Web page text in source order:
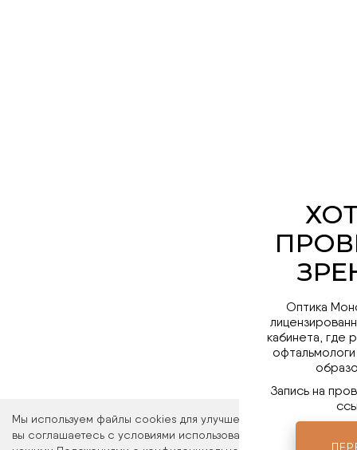
Мы используем файлы cookies для улучшения работы сайта.
вы соглашаетесь с условиями использования файлов cookies.
Оптика
кабинета, где
Запись на